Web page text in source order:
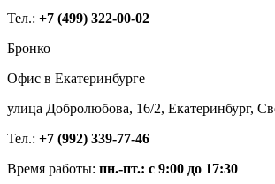
Тел.: +7 (499) 322-00-02
Бронко
Офис в Екатеринбурге
улица Добролюбова, 16/2, Екатеринбург,
Тел.: +7 (992) 339-77-46
Время работы: пн.-пт.: с 9:00 до 17:30